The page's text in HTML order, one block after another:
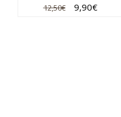
12,50€ 9,90€